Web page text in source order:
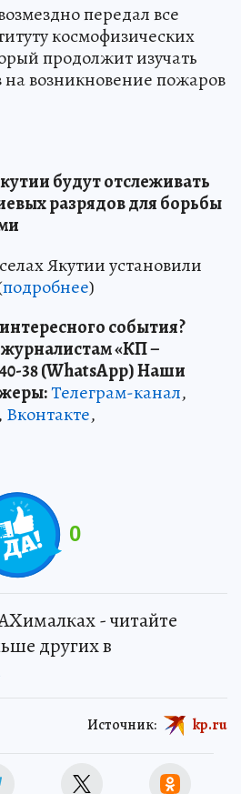
передал все
космофизических
продолжит изучать
на возникновение пожаров
будут отслеживать
разрядов для борьбы
Якутии установили
подробнее)
события?
«КП –
40-38 (WhatsApp) Наши
Телеграм-канал,
, Вконтакте,
0
- читайте
других в
Источник: kp.ru